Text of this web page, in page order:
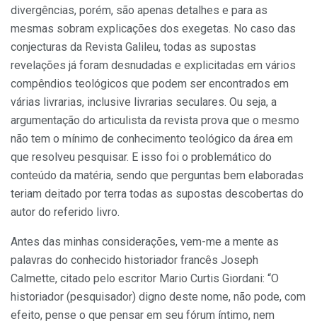
divergências, porém, são apenas detalhes e para as
mesmas sobram explicações dos exegetas. No caso das
conjecturas da Revista Galileu, todas as supostas
revelações já foram desnudadas e explicitadas em vários
compêndios teológicos que podem ser encontrados em
várias livrarias, inclusive livrarias seculares. Ou seja, a
argumentação do articulista da revista prova que o mesmo
não tem o mínimo de conhecimento teológico da área em
que resolveu pesquisar. E isso foi o problemático do
conteúdo da matéria, sendo que perguntas bem elaboradas
teriam deitado por terra todas as supostas descobertas do
autor do referido livro.
Antes das minhas considerações, vem-me a mente as
palavras do conhecido historiador francês Joseph
Calmette, citado pelo escritor Mario Curtis Giordani: “O
historiador (pesquisador) digno deste nome, não pode, com
efeito, pense o que pensar em seu fórum íntimo, nem